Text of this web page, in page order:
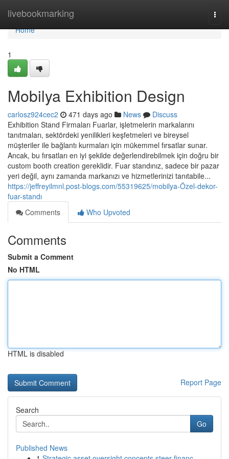
livebookmarking
Home
Home
1
Mobilya Exhibition Design
carlosz924cec2 471 days ago News
Discuss
Exhibition Stand Firmaları Fuarlar, işletmelerin markalarını
tanıtmaları, sektördeki yenilikleri keşfetmeleri ve bireysel
müşteriler ile bağlantı kurmaları için mükemmel fırsatlar sunar.
Ancak, bu fırsatları en iyi şekilde değerlendirebilmek için doğru bir
custom booth creation gereklidir. Fuar standınız, sadece bir pazar
yeri değil, aynı zamanda markanızı ve hizmetlerinizi tanıtabile...
https://jeffreyilmnl.post-blogs.com/55319625/mobilya-Özel-dekor-
fuar-standı
Comments
Who Upvoted
Comments
Submit a Comment
No HTML
HTML is disabled
Report Page
Search
Go
Published News